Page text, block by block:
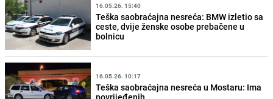
16.05.26. 15:40
Teška saobraćajna nesreća: BMW izletio sa
ceste, dvije ženske osobe prebačene u
bolnicu
16.05.26. 10:17
Teška saobraćajna nesreća u Mostaru: Ima